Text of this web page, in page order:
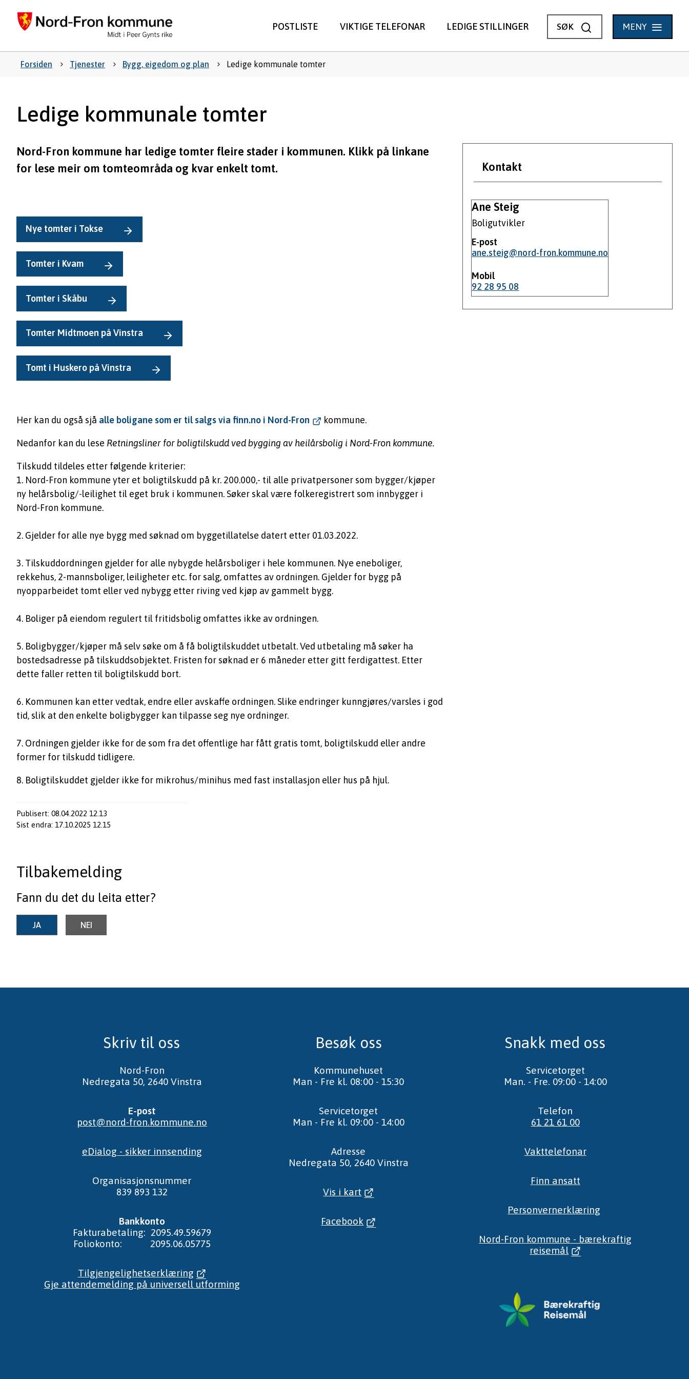
kommune
POSTLISTE VIKTIGE TELEFONAR LEDIGE STILLINGER SØK VIS
MENY
Du
her:
Forsiden Tjenester Bygg, eigedom og plan Ledige kommunale tomter
Ledige kommunale tomter
Nord-Fron kommune har ledige tomter fleire stader i kommunen. Klikk på linkane
for lese meir om tomteområda og kvar enkelt tomt.
Nye tomter i Tokse
Tomter i Kvam
Tomter i Skåbu
Tomter Midtmoen på Vinstra
Tomt i Huskero på Vinstra
Her kan du også sjå alle boligane som er til salgs via finn.no i Nord-Fron kommune.
Nedanfor kan du lese Retningsliner for boligtilskudd ved bygging av heilårsbolig i Nord-Fron kommune.
Tilskudd tildeles etter følgende kriterier:
1. Nord-Fron kommune yter et boligtilskudd på kr. 200.000,- til alle privatpersoner som bygger/kjøper
ny helårsbolig/-leilighet til eget bruk i kommunen. Søker skal være folkeregistrert som innbygger i
Nord-Fron kommune.
2. Gjelder for alle nye bygg med søknad om byggetillatelse datert etter 01.03.2022.
3. Tilskuddordningen gjelder for alle nybygde helårsboliger i hele kommunen. Nye eneboliger,
rekkehus, 2-mannsboliger, leiligheter etc. for salg, omfattes av ordningen. Gjelder for bygg på
nyopparbeidet tomt eller ved nybygg etter riving ved kjøp av gammelt bygg.
4. Boliger på eiendom regulert til fritidsbolig omfattes ikke av ordningen.
5. Boligbygger/kjøper må selv søke om å få boligtilskuddet utbetalt. Ved utbetaling må søker ha
bostedsadresse på tilskuddsobjektet. Fristen for søknad er 6 måneder etter gitt ferdigattest. Etter
dette faller retten til boligtilskudd bort.
6. Kommunen kan etter vedtak, endre eller avskaffe ordningen. Slike endringer kunngjøres/varsles i god
tid, slik at den enkelte boligbygger kan tilpasse seg nye ordninger.
7. Ordningen gjelder ikke for de som fra det offentlige har fått gratis tomt, boligtilskudd eller andre
former for tilskudd tidligere.
8. Boligtilskuddet gjelder ikke for mikrohus/minihus med fast installasjon eller hus på hjul.
Publisert 08.04.2022 12.13
Sist endra 17.10.2025 12.15
Kontakt
Ane Steig
Boligutvikler
E-post
ane.steig@nord-fron.kommune.no
Mobil
92 28 95 08
Tilbakemelding
Fann du det du leita etter?
JA NEI
Skriv til oss
Nord-Fron
Nedregata 50, 2640 Vinstra
E-post
post@nord-fron.kommune.no
eDialog - sikker innsending
Organisasjonsnummer
839 893 132
Bankkonto
Fakturabetaling: 2095.49.59679
Foliokonto: 2095.06.05775
Tilgjengelighetserklæring
Gje attendemelding på universell utforming
Besøk oss
Kommunehuset
Man - Fre kl. 08:00 - 15:30
Servicetorget
Man - Fre kl. 09:00 - 14:00
Adresse
Nedregata 50, 2640 Vinstra
Vis i kart
Facebook
Snakk med oss
Servicetorget
Man. - Fre. 09:00 - 14:00
Telefon
61 21 61 00
Vakttelefonar
Finn ansatt
Personvernerklæring
Nord-Fron kommune - bærekraftig
reisemål